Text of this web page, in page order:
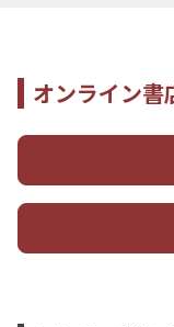
オンライン書